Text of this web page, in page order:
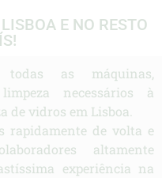
E NO RESTO
todas as máquinas,
necessários à
de vidros em Lisboa.
rapidamente de volta e
altamente
experiência na